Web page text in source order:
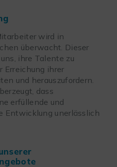
wird in
überwacht. Dieser
ihre Talente zu
Erreichung ihrer
und herauszufordern.
dass
erfüllende und
Entwicklung unerlässlich